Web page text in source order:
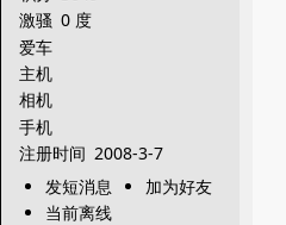
激骚 0 度
爱车
主机
相机
手机
注册时间 2008-3-7
发短消息
加为好友
当前离线